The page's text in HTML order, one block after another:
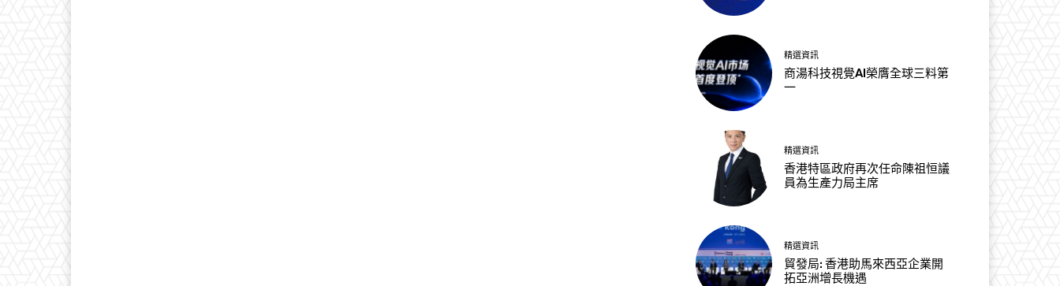
精選資訊
商湯科技視覺AI榮膺全球三料第
一
精選資訊
香港特區政府再次任命陳祖恒議
員為生產力局主席
精選資訊
貿發局: 香港助馬來西亞企業開
拓亞洲增長機遇